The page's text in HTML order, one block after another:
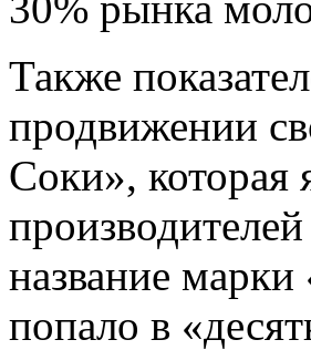
Также
продвижении
Соки», которая
название
попало в